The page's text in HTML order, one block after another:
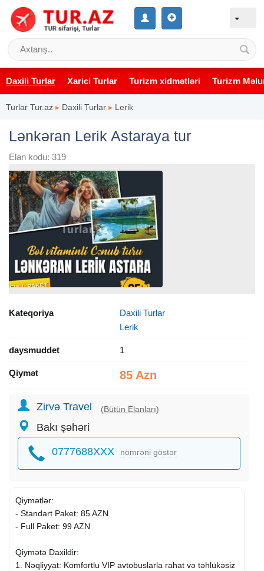
Daxili Turlar Xarici Turlar Turizm xidmətləri Turizm
Turlar Tur.az ▸ Daxili Turlar ▸ Lerik
Lənkəran Lerik Astaraya tur
Elan kodu: 319
Kateqoriya
Daxili Turlar
Lerik
daysmuddet 1
Qiymət 85 Azn
Zirvə Travel (Bütün Elanları)
Bakı şəhəri
0777688XXX nömrəni göstər
Qiymətlər:
- Standart Paket: 85 AZN
- Full Paket: 99 AZN
Qiymətə Daxildir:
1. Nəqliyyat: Komfortlu VIP avtobuslarla rahat və təhlükəsiz